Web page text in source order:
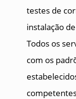
testes de
instalação
Todos os
com os